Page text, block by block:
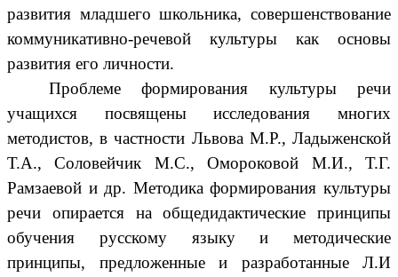
развития младшего школьника, совершенствование
коммуникативно-речевой культуры как основы
развития его личности.
Проблеме формирования культуры речи
учащихся посвящены исследования многих
методистов, в частности Львова М.Р., Ладыженской
Т.А., Соловейчик М.С., Омороковой М.И., Т.Г.
Рамзаевой и др. Методика формирования культуры
речи опирается на общедидактические принципы
обучения русскому языку и методические
принципы, предложенные и разработанные Л.И